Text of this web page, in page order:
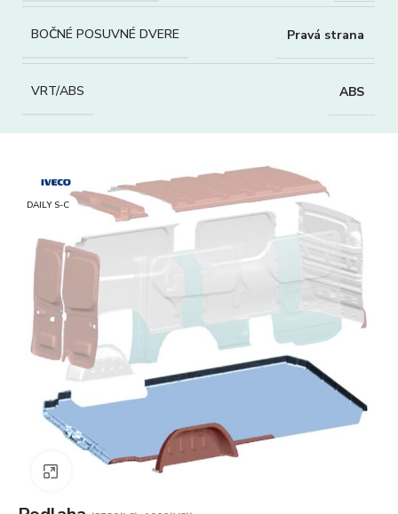
BOČNÉ POSUVNÉ DVERE Pravá strana
VRT/ABS ABS
DAILY S-C
Zväčšiť obrázok